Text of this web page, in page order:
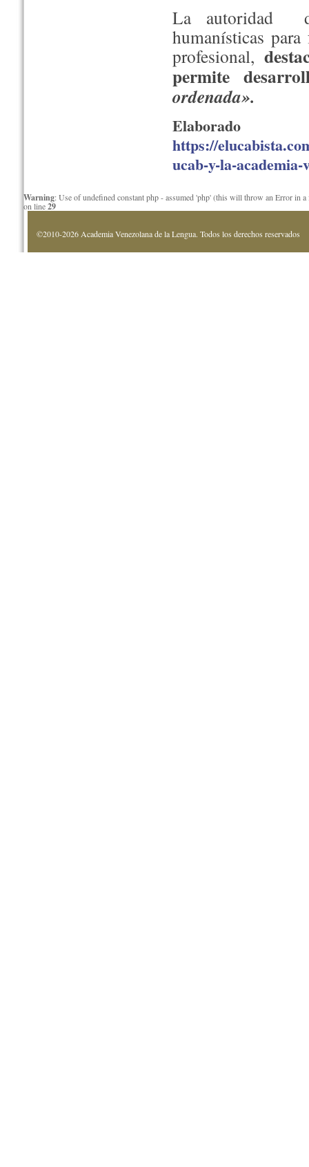
La autoridad
humanísticas
profesional,
permite
ordenada».
https://
ucab-y-la-academia-
Warning: Use of undefined constant php - assumed 'php' (this will throw an Error in
on line29
©2010-2026 Academia Venezolana de la Lengua. Todos los derechos reservados